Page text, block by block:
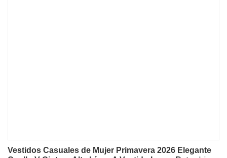
Vestidos Casuales de Mujer Primavera 2026 Elegante